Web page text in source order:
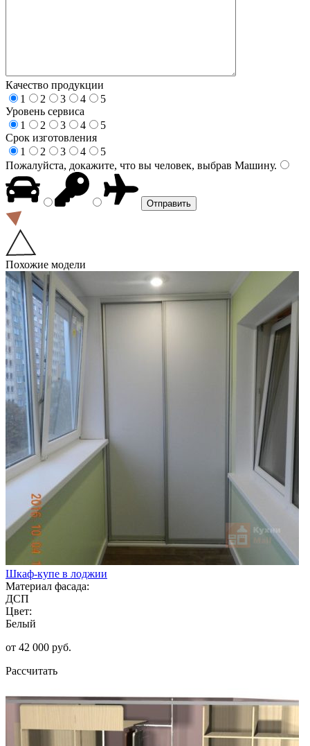
Качество продукции
1
2 3 4
5
Уровень сервиса
1
2 3 4
5
Срок изготовления
1
2 3 4
5
Пожалуйста, докажите, что вы человек, выбрав Машину.
Похожие модели
Шкаф-купе в лоджии
Материал фасада:
ДСП
Цвет:
Белый
от 42 000 руб.
Рассчитать